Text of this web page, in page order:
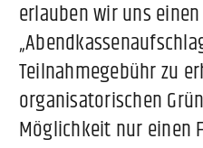
erlauben wir uns einen
Teilnahmegebühr zu
organisatorischen
Möglichkeit nur einen